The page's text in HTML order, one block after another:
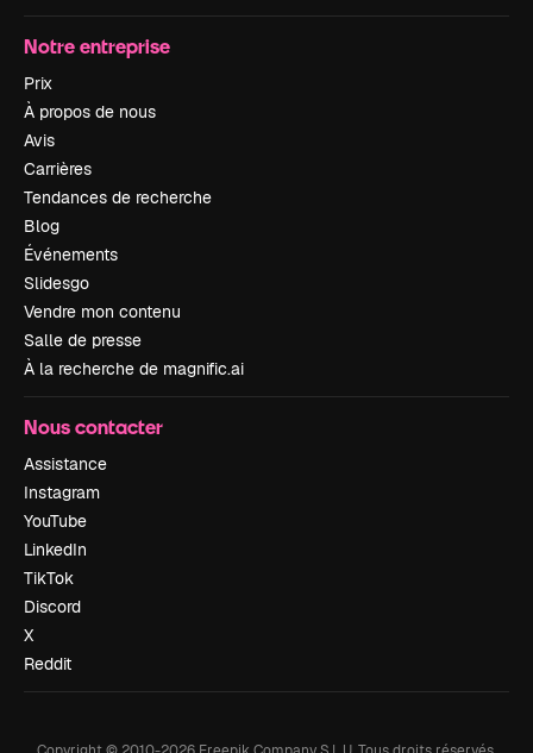
Notre entreprise
Prix
À propos de nous
Avis
Carrières
Tendances de recherche
Blog
Événements
Slidesgo
Vendre mon contenu
Salle de presse
À la recherche de magnific.ai
Nous contacter
Assistance
Instagram
YouTube
LinkedIn
TikTok
Discord
X
Reddit